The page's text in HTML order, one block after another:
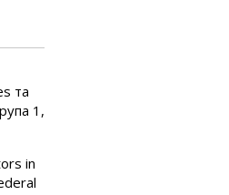
та
1,
in